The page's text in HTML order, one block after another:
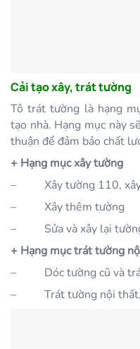
Cải tạo xây, trát tường
Tô trát tường là hạng
tạo nhà. Hạng mục này
thuận để đảm bảo chất
+ Hạng mục xây tường
–
Xây tường 110,
–
Xây thêm tường
–
Sửa và xây lại
+ Hạng mục trát tường
–
Dóc tường cũ và
–
Trát tường nội